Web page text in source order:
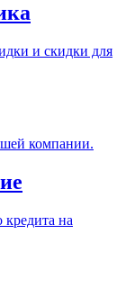
и скидки для
компании.
на